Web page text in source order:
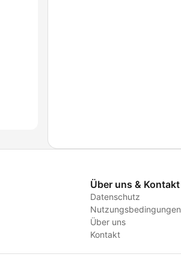
Über uns & Kontakt
Datenschutz
Nutzungsbedingungen
Über uns
Kontakt